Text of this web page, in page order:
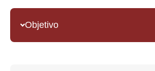
Objetivo